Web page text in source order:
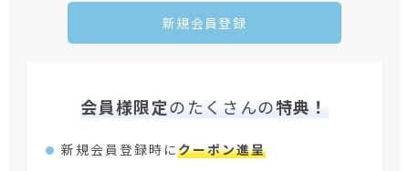
新規会員登録
会員様限定のたくさんの特典！
新規会員登録時にクーポン進呈